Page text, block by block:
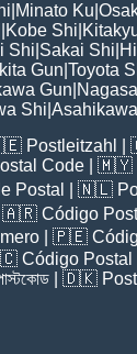
Minato Ku
Kobe Shi
Shi Sakai Shi
Gun Toyota
Gun
Shi
Postleitzahl |
Code | 🇲🇾
Postal | 🇳🇱
🇦🇷 Código
| 🇵🇪
Código Postal
| 🇩🇰